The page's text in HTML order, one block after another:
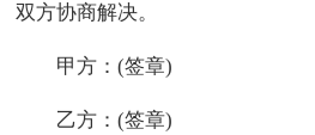
双方协商解决。
甲方：(签章)
乙方：(签章)